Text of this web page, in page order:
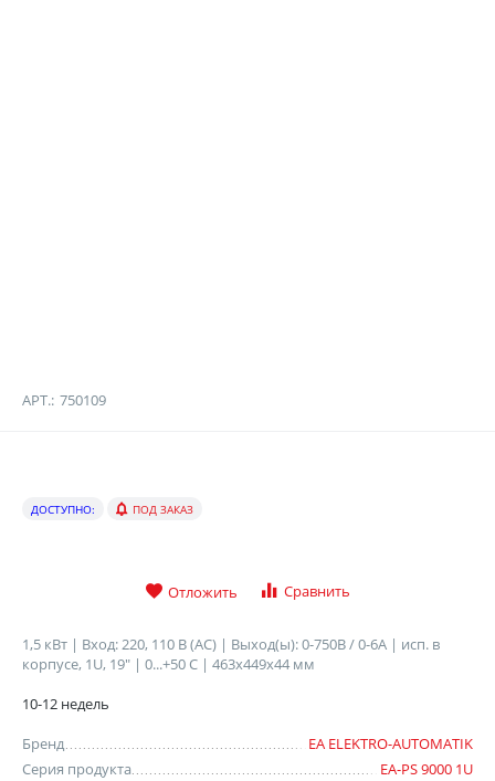
АРТ.: 750109
ДОСТУПНО: ПОД ЗАКАЗ
Отложить Сравнить
1,5 кВт | Вход: 220, 110 В (AC) | Выход(ы): 0-750B / 0-6A | исп. в
корпусе, 1U, 19" | 0...+50 C | 463х449х44 мм
10-12 недель
Бренд
EA ELEKTRO-AUTOMATIK
Серия продукта
EA-PS 9000 1U